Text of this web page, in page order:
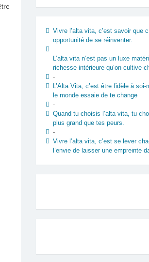
Vivre l’alta vita, c’est savoir que
opportunité de se réinventer.
L’alta vita n’est pas un luxe
richesse intérieure qu’on cultive
-
L’Alta Vita, c’est être fidèle à
le monde essaie de te change
-
Quand tu choisis l’alta vita, tu
plus grand que tes peurs.
-
Vivre l’alta vita, c’est se lever
l’envie de laisser une empreinte